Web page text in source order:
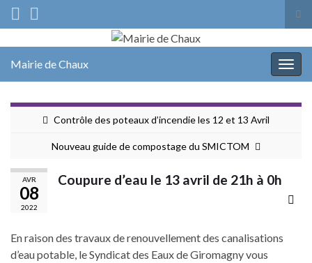
Search for:
Mairie de Chaux
Contrôle des poteaux d’incendie les 12 et 13 Avril
Nouveau guide de compostage du SMICTOM
AVR
08
2022
Coupure d’eau le 13 avril de 21h à 0h
En raison des travaux de renouvellement des canalisations
d’eau potable, le Syndicat des Eaux de Giromagny vous